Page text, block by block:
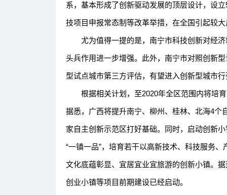
系，基本形成了创新驱动发展的顶层设计，设
技项目申报常态制等改革举措，在全国引起较
尤为值得一提的是，南宁市科技创新对经济
头兵作用进一步增强。此外，南宁市对照创新
型试点城市第三方评估，有望进入创新型城市
根据相关计划，至2020年全区范围内将培育
据悉，广西将提升南宁、柳州、桂林、北海4
家自主创新示范区打好基础。同时，启动创新
“一镇一品”，培育若干以高新技术、科技服务
文化底蕴彰显、宜居宜业宜旅游的创新小镇。
创业小镇等项目前期建设已经启动。